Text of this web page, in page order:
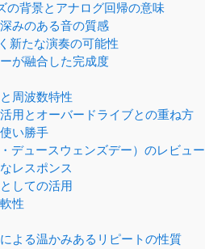
の背景とアナログ回帰の意味
みのある音の質感
新たな演奏の可能性
が融合した完成度
周波数特性
用とオーバードライブとの重ね方
い勝手
デュースウェンズデー）のレビュー
レスポンス
しての活用
性
よる温かみあるリピートの性質